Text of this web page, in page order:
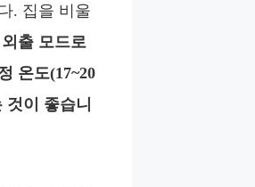
. 집을 비울
출 모드로
온도(17~20
것이 좋습니